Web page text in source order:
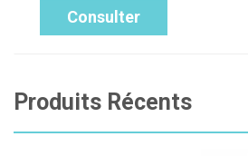
Consulter
Produits Récents